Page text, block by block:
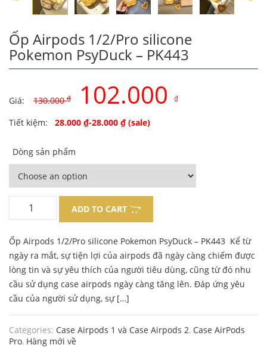
Ốp Airpods 1/2/Pro silicone
Pokemon PsyDuck – PK443
Giá: 130.000₫
Original
price
was:
130.000 ₫.
102.000 ₫
Current
price
is:
102.000 ₫.
Tiết kiệm: 28.000 ₫-28.000 ₫ (sale)
Dòng sản phẩm
ADD TO CART
Ốp Airpods 1/2/Pro silicone Pokemon PsyDuck – PK443 Kể từ
ngày ra mắt, sự tiện lợi của airpods đã ngày càng chiếm được
lòng tin và sự yêu thích của người tiêu dùng, cũng từ đó nhu
cầu sử dụng case airpods ngày càng tăng lên. Đáp ứng yêu
cầu của người sử dụng, sự […]
Categories: Case Airpods 1 và Case Airpods 2, Case AirPods
Pro, Hàng mới về